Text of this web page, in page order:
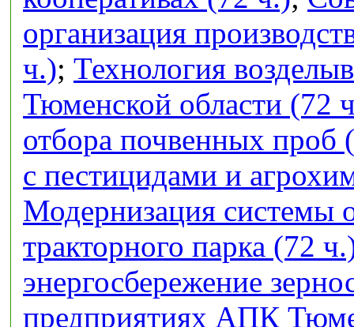
организация
ч.); Технология
Тюменской области (72
отбора почвенных проб
с пестицидами и
Модернизация системы
тракторного парка (72
энергосбережение
предприятиях АПК